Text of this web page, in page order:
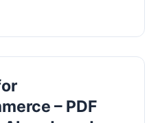
單，從而提升商店
– PDF